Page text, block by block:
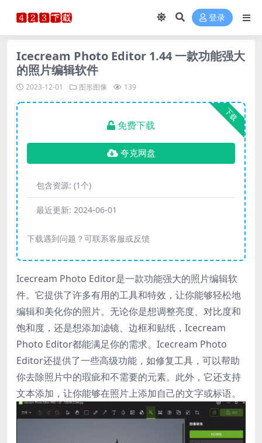
登录
Icecream Photo Editor 1.44 一款功能强大
的照片编辑软件
2023-12-01 图形图像 139
下载
免费下载
夸克网盘
包含资源: (1个)
最近更新: 2024-06-01
下载遇到问题？可联系客服或反馈
Icecream Photo Editor是一款功能强大的照片编辑软
件。它提供了许多有用的工具和特效，让你能够轻松地
编辑和美化你的照片。无论你是想调整亮度、对比度和
饱和度，还是想添加滤镜、边框和贴纸，Icecream
Photo Editor都能满足你的需求。Icecream Photo
Editor还提供了一些高级功能，如修复工具，可以帮助
你去除照片中的瑕疵和不需要的元素。此外，它还支持
文本添加，让你能够在照片上添加自己的文字或标语。